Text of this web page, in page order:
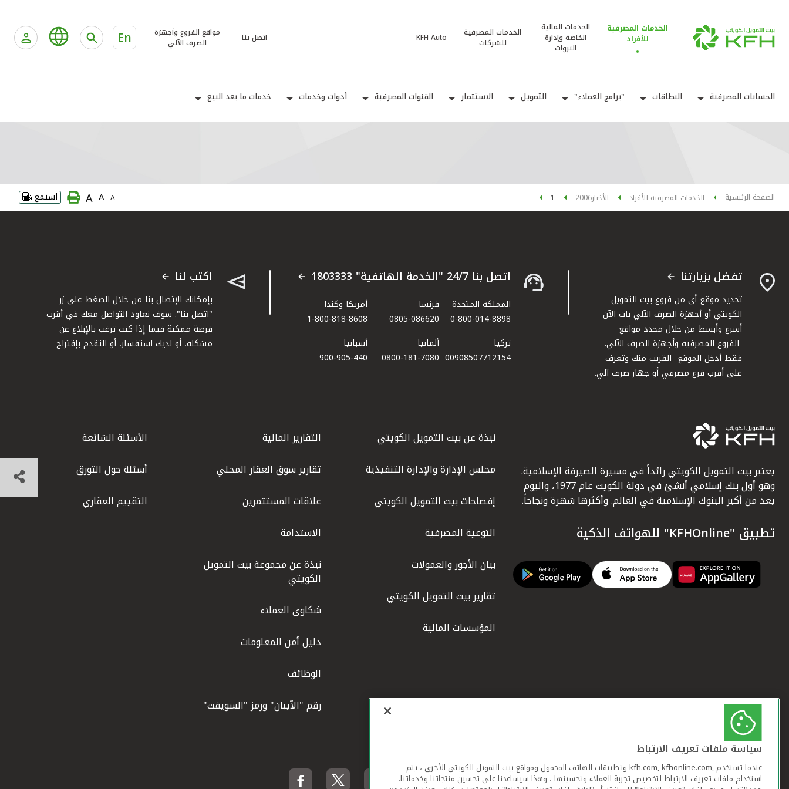
الخدمات المصرفية
للأفراد
الخدمات المالية
الخاصة وإدارة
الثروات
الخدمات المصرفية
للشركات
KFH Auto اتصل بنا
مواقع الفروع وأجهزة
الصرف الآلي
En
الحسابات المصرفية البطاقات "برامج العملاء" التمويل الاستثمار القنوات المصرفية أدوات وخدمات خدمات ما بعد البيع
الصفحة الرئيسية الخدمات المصرفية للأفراد الأخبار2006
1
A
A
A استمع
تفضل بزيارتنا
تحديد موقع أي من فروع بيت التمويل
الكويتي أو أجهزة الصرف الآلي بات الآن
أسرع وأبسط من خلال محدد مواقع
الفروع المصرفية وأجهزة الصرف الآلي.
فقط أدخل الموقع القريب منك وتعرف
على أقرب فرع مصرفي أو جهاز صرف آلي.
اتصل بنا 24/7 "الخدمة الهاتفية" 1803333
المملكة المتحدة
0-800-014-8898
فرنسا
0805-086620
أمريكا وكندا
1-800-818-8608
تركيا
00908507712154​
ألمانيا
0800-181-7080
أسبانيا
900-905-440
اكتب لنا
بإمكانك الإتصال بنا من خلال الضغط على زر
"اتصل بنا". سوف نعاود التواصل معك في أقرب
فرصة ممكنة فيما إذا كنت ترغب بالإبلاغ عن
مشكلة، أو لديك استفسار، أو التقدم بإقتراح
يعتبر بيت التمويل الكويتي رائداً في مسيرة الصيرفة الإسلامية.
وهو أول بنك إسلامي أنشئ في دولة الكويت عام 1977، واليوم
يعد من أكبر البنوك الإسلامية في العالم. وأكثرها شهرة ونجاحاً.
تطبيق "KFHOnline" للهواتف الذكية
نبذة عن بيت التمويل الكويتي
مجلس الإدارة والإدارة التنفيذية
إفصاحات بيت التمويل الكويتي
التوعية المصرفية
بيان الأجور والعمولات
تقارير بيت التمويل الكويتي
المؤسسات المالية
التقارير المالية
تقارير سوق العقار المحلي
علاقات المستثمرين
الاستدامة
نبذة عن مجموعة بيت التمويل
الكويتي
شكاوى العملاء
دليل أمن المعلومات
الوظائف
رقم "الآيبان" ورمز "السويفت"
الأسئلة الشائعة
أسئلة حول التورق
التقييم العقاري
سياسة ملفات تعريف الارتباط
عندما تستخدم ,kfh.com, kfhonline.com وتطبيقات الهاتف المحمول ومواقع بيت التمويل الكويتي الأخرى ، يتم
استخدام ملفات تعريف الارتباط لتخصيص تجربة العملاء وتحسينها ، وهذا سيساعدنا على تحسين منتجاتنا وخدماتنا.